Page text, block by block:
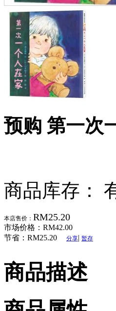
预购 第一次
商品库存：
本店售价： RM25.20
市场价格： RM42.00
节省： RM25.20 分享| 暂存
商品描述